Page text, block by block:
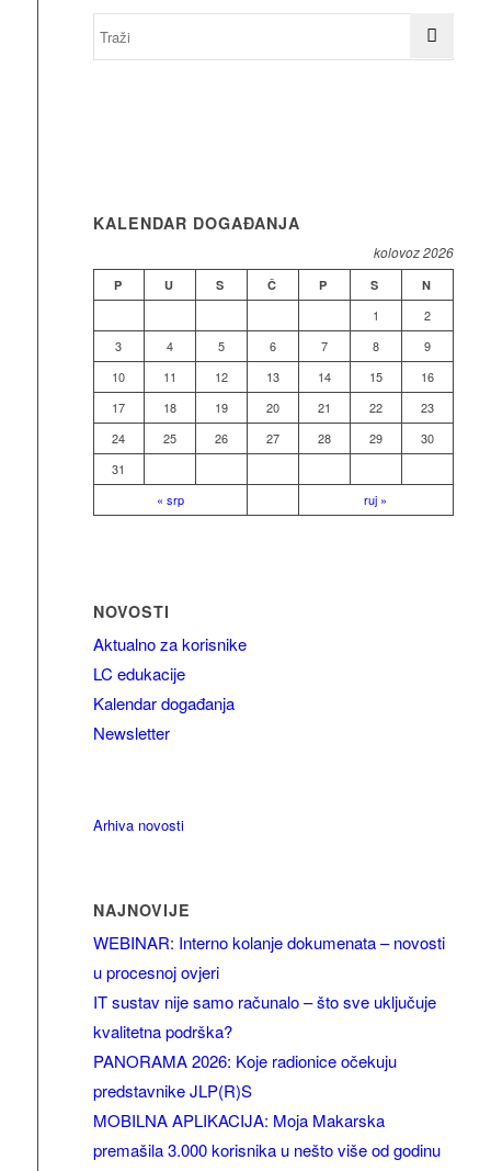
KALENDAR DOGAĐANJA
kolovoz 2026
P U S Č P S N
1
2
3
4 5 6 7 8
9
10
11 12 13 14 15
16
17
18 19 20 21 22
23
24
25 26 27 28 29
30
31
« srp
ruj »
NOVOSTI
Aktualno za korisnike
LC edukacije
Kalendar događanja
Newsletter
Arhiva novosti
NAJNOVIJE
WEBINAR: Interno kolanje dokumenata – novosti
u procesnoj ovjeri
IT sustav nije samo računalo – što sve uključuje
kvalitetna podrška?
PANORAMA 2026: Koje radionice očekuju
predstavnike JLP(R)S
MOBILNA APLIKACIJA: Moja Makarska
premašila 3.000 korisnika u nešto više od godinu